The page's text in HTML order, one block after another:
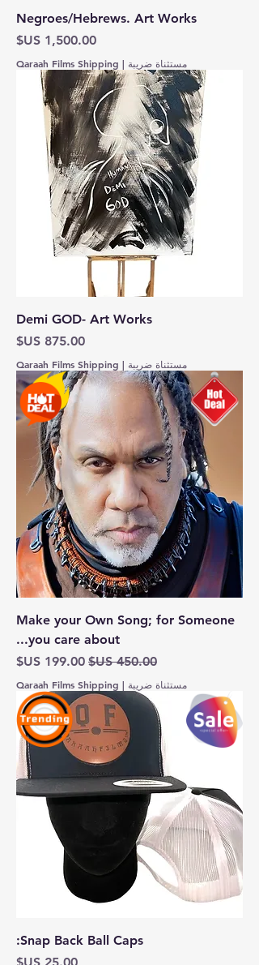
Negroes/Hebrews. Art Works
السعر
مستثناة ضريبة |
Qaraah Films Shipping
Demi GOD- Art Works
السعر
مستثناة ضريبة |
Qaraah Films Shipping
Make your Own Song; for Someone
you care about...
سعر عادي
سعر البيع
مستثناة ضريبة |
Qaraah Films Shipping
Snap Back Ball Caps:
السعر